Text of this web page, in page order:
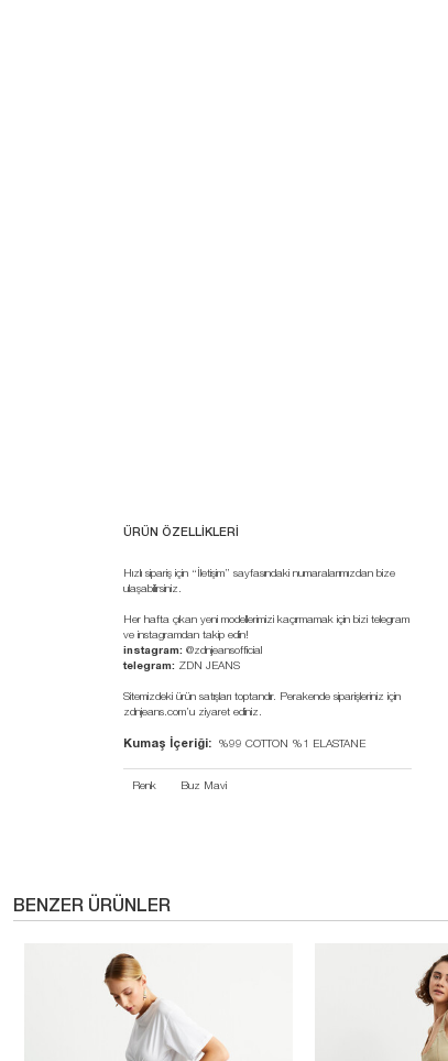
ÜRÜN ÖZELLIKLERI
Hızlı sipariş için “İletişim” sayfasındaki numaralarımızdan bize
ulaşabilirsiniz.
Her hafta çıkan yeni modellerimizi kaçırmamak için bizi telegram
ve instagramdan takip edin!
instagram: @zdnjeansofficial
telegram: ZDN JEANS
Sitemizdeki ürün satışları toptandır. Perakende siparişleriniz için
zdnjeans.com’u ziyaret ediniz.
Kumaş İçeriği: %99 COTTON %1 ELASTANE
Renk Buz Mavi
BENZER ÜRÜNLER